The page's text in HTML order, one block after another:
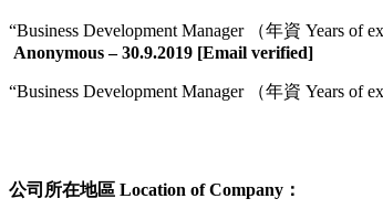
“Business Development Manager （年資 Years
Anonymous – 30.9.2019 [Email verified]
“Business Development Manager （年資 Years of
公司所在地區 Location of Company：